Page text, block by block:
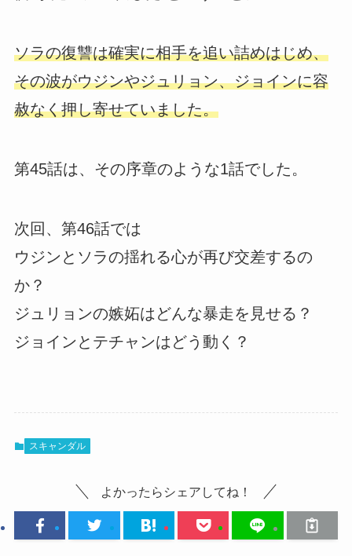
ソラの復讐は確実に相手を追い詰めはじめ、
その波がウジンやジュリョン、ジョインに容
赦なく押し寄せていました。
第45話は、その序章のような1話でした。
次回、第46話では
ウジンとソラの揺れる心が再び交差するの
か？
ジュリョンの嫉妬はどんな暴走を見せる？
ジョインとテチャンはどう動く？
スキャンダル
よかったらシェアしてね！